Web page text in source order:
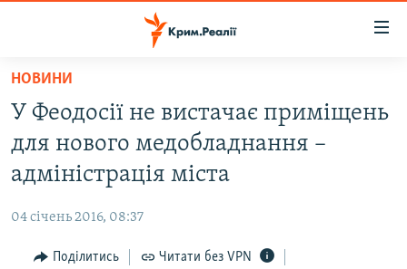
Перейти
основного
матеріалу
Перейти
до
основної
Перейти
ВОДА.КРИМ
ВІДЕО ТА ФОТО
БЛОГИ
ПОГЛЯД
НОВИНИ
У Феодосії не вистачає приміщень
для нового медобладнання –
адміністрація міста
04 січень 2016, 08:37
Поділитись Читати без VPN